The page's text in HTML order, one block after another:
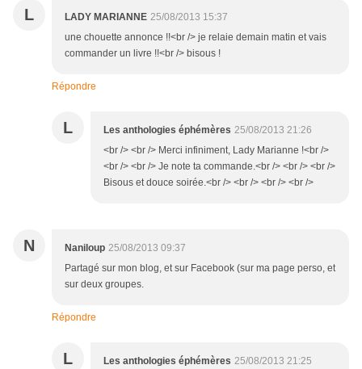
L LADY MARIANNE 25/08/2013 15:37
une chouette annonce !!<br /> je relaie demain matin et vais
commander un livre !!<br /> bisous !
Répondre
L Les anthologies éphémères 25/08/2013 21:26
<br /> <br /> Merci infiniment, Lady Marianne !<br />
<br /> <br /> Je note ta commande.<br /> <br /> <br />
Bisous et douce soirée.<br /> <br /> <br /> <br />
N Naniloup 25/08/2013 09:37
Partagé sur mon blog, et sur Facebook (sur ma page perso, et
sur deux groupes.
Répondre
L Les anthologies éphémères 25/08/2013 21:25